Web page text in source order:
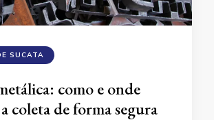
SUCATA
como e onde
coleta de forma segura